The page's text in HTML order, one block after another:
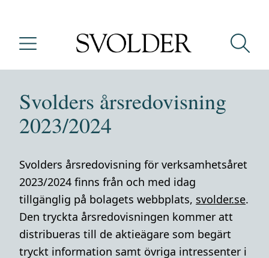
Svolders årsredovisning
2023/2024
Svolders årsredovisning för verksamhetsåret
2023/2024 finns från och med idag
tillgänglig på bolagets webbplats, svolder.se.
Den tryckta årsredovisningen kommer att
distribueras till de aktieägare som begärt
tryckt information samt övriga intressenter i